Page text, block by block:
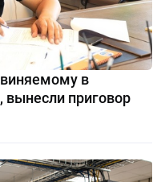
в
вынесли приговор